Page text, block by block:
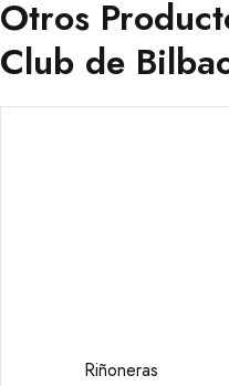
Otros
Club de
Riñoneras